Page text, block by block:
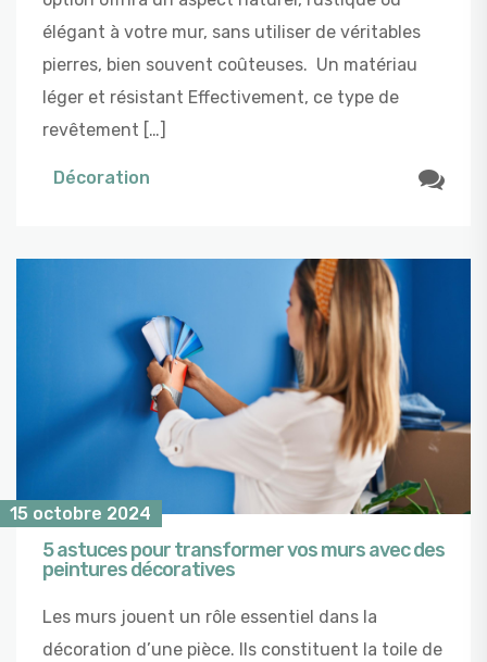
élégant à votre mur, sans utiliser de véritables
pierres, bien souvent coûteuses. Un matériau
léger et résistant Effectivement, ce type de
revêtement […]
Décoration
15 octobre 2024
5 astuces pour transformer vos murs avec des
peintures décoratives
Les murs jouent un rôle essentiel dans la
décoration d’une pièce. Ils constituent la toile de